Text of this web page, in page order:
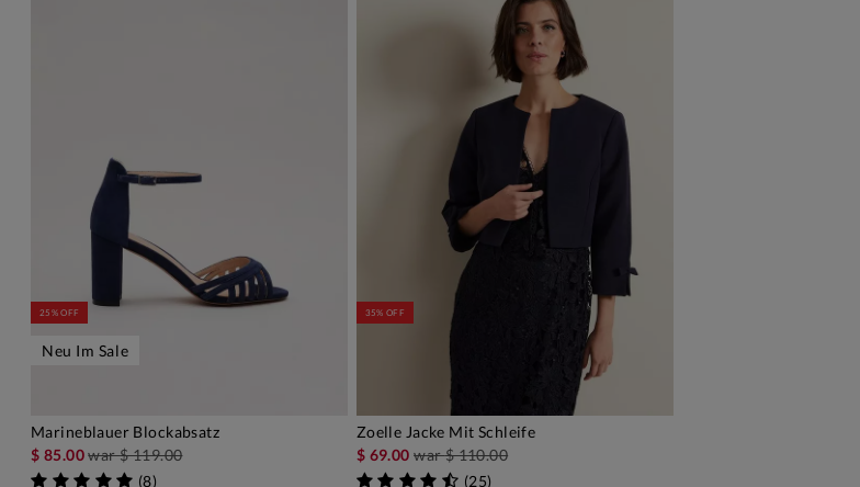
25% OFF
Neu Im Sale
Marineblauer Blockabsatz
$ 85.00war$ 119.00
(8)
35% OFF
Zoelle Jacke Mit Schleife
$ 69.00war$ 110.00
(25)